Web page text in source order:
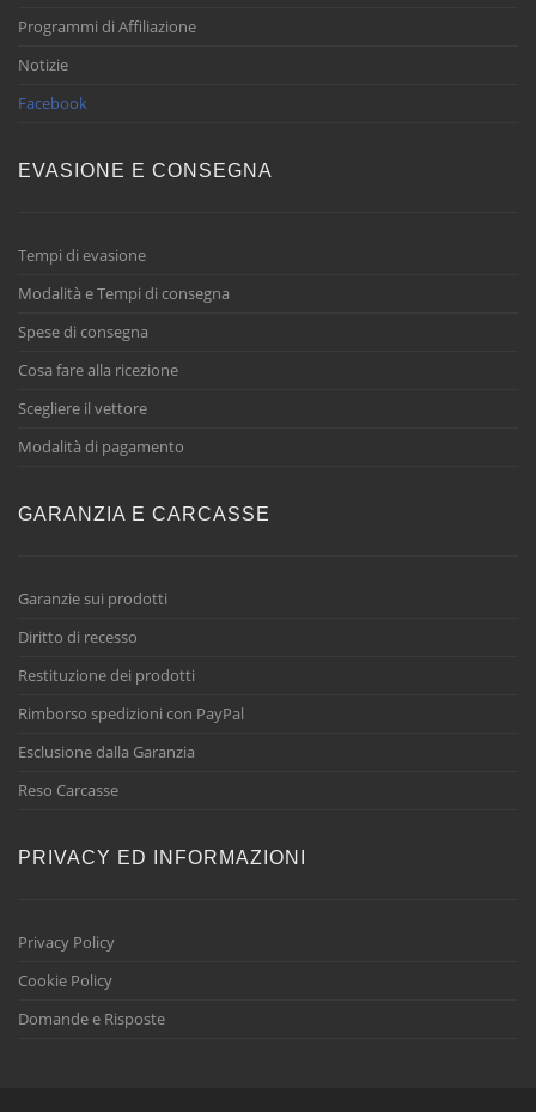
Programmi di Affiliazione
Notizie
Facebook
EVASIONE E CONSEGNA
Tempi di evasione
Modalità e Tempi di consegna
Spese di consegna
Cosa fare alla ricezione
Scegliere il vettore
Modalità di pagamento
GARANZIA E CARCASSE
Garanzie sui prodotti
Diritto di recesso
Restituzione dei prodotti
Rimborso spedizioni con PayPal
Esclusione dalla Garanzia
Reso Carcasse
PRIVACY ED INFORMAZIONI
Privacy Policy
Cookie Policy
Domande e Risposte